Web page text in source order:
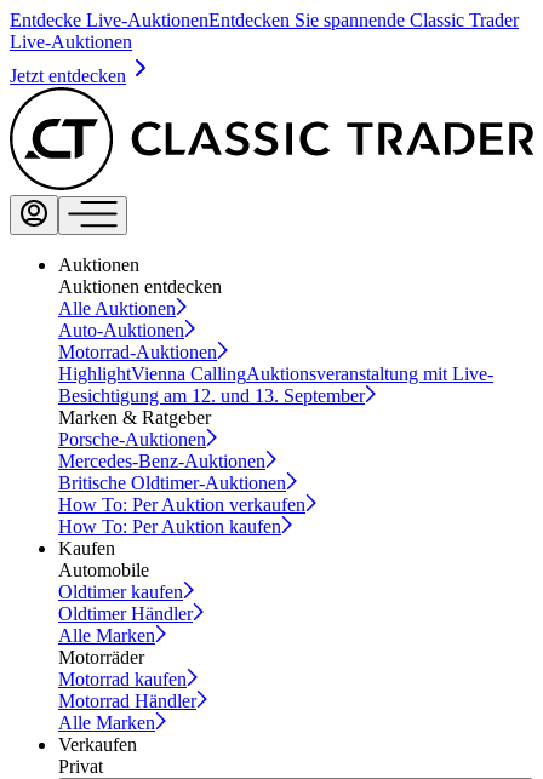
Entdecke Live-AuktionenEntdecken Sie spannende Classic Trader
Live-Auktionen
Jetzt entdecken
Auktionen
Auktionen entdecken
Alle Auktionen
Auto-Auktionen
Motorrad-Auktionen
HighlightVienna CallingAuktionsveranstaltung mit Live-
Besichtigung am 12. und 13. September
Marken & Ratgeber
Porsche-Auktionen
Mercedes-Benz-Auktionen
Britische Oldtimer-Auktionen
How To: Per Auktion verkaufen
How To: Per Auktion kaufen
Kaufen
Automobile
Oldtimer kaufen
Oldtimer Händler
Alle Marken
Motorräder
Motorrad kaufen
Motorrad Händler
Alle Marken
Verkaufen
Privat